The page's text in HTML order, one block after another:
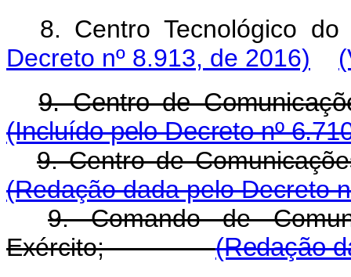
8. Centro
Decreto nº 8.913, de 2016)
9. Centro de
(Incluído pelo Decreto nº
9. Centro de
(Redação dada pelo Decreto
9. Comando de
Exército;
(Redação